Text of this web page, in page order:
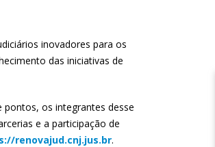
inovadores para os
das iniciativas de
pontos, os integrantes desse
e a participação de
renovajud.cnj.jus.br.